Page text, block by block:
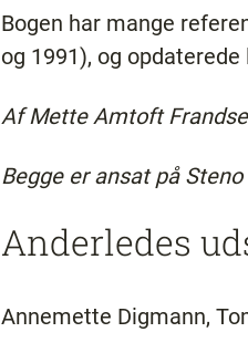
Bogen har mange
og 1991), og
Af Mette Amtoft
Begge er ansat på
Anderledes
Annemette Digmann,